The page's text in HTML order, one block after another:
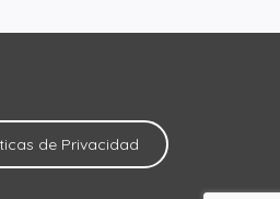
de Privacidad